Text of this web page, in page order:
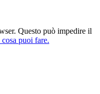
Questo può impedire il
puoi fare.